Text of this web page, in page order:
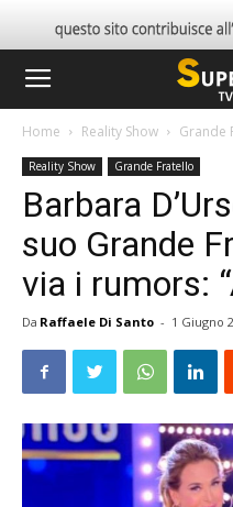
Home Reality Show Grande
Reality Show Grande Fratello
Barbara
suo Grande
via i rumors:
Da Raffaele Di Santo - 1 Giugno